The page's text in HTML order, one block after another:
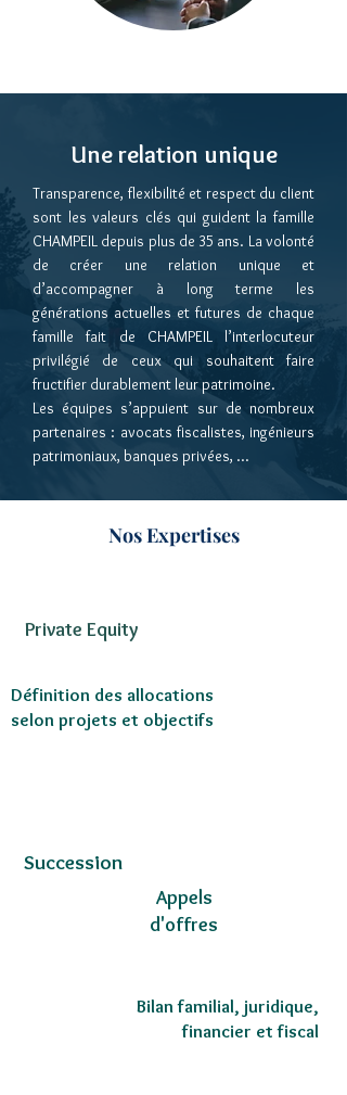
Une relation unique
Transparence, flexibilité et respect du client
sont les valeurs clés qui guident la famille
CHAMPEIL depuis plus de 35 ans. La volonté
de créer une relation unique et
d’accompagner à long terme les
générations actuelles et futures de chaque
famille fait de CHAMPEIL l’interlocuteur
privilégié de ceux qui souhaitent faire
fructifier durablement leur patrimoine.
Les équipes s’appuient sur de nombreux
partenaires : avocats fiscalistes, ingénieurs
patrimoniaux, banques privées, …
Nos Expertises
Appels
d'offres
Définition des allocations
selon projets et objectifs
Private Equity
Succession
Bilan familial, juridique,
financier et fiscal